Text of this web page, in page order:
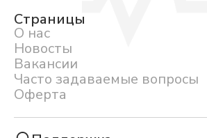
Страницы
О нас
Новосты
Вакансии
Часто задаваемые вопросы
Оферта